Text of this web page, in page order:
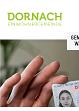
Kopfzeile
zur Startseite
Direkt zur Hauptnavigation
Direkt zum Inhalt
Direkt zur Suche
Direkt zum
Login
Suche
Inhalt